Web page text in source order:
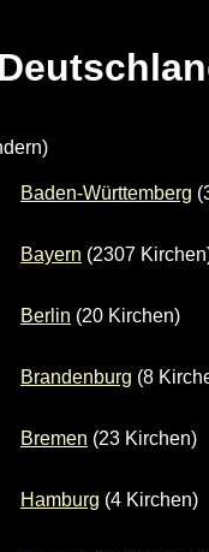
Baden-Württemberg
Bayern (2307
Berlin (20 Kirchen)
Brandenburg (8
Bremen (23 Kirchen)
Hamburg (4 Kirchen)